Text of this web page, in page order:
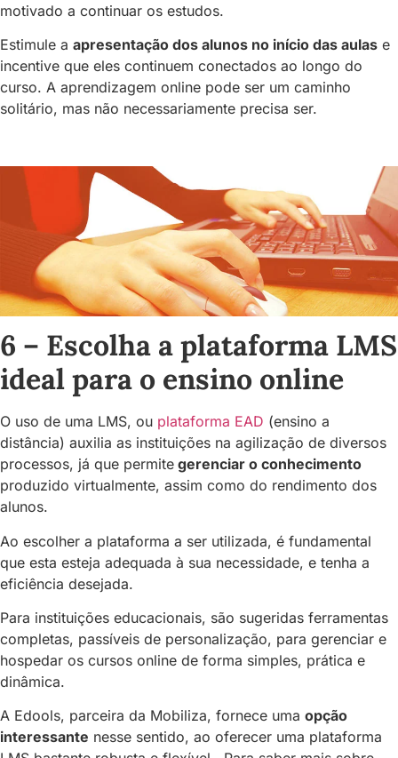
motivado a continuar os estudos.
Estimule a apresentação dos alunos no início das aulas e
incentive que eles continuem conectados ao longo do
curso. A aprendizagem online pode ser um caminho
solitário, mas não necessariamente precisa ser.
6 – Escolha a plataforma LMS
ideal para o ensino online
O uso de uma LMS, ou plataforma EAD (ensino a
distância) auxilia as instituições na agilização de diversos
processos, já que permite gerenciar o conhecimento
produzido virtualmente, assim como do rendimento dos
alunos.
Ao escolher a plataforma a ser utilizada, é fundamental
que esta esteja adequada à sua necessidade, e tenha a
eficiência desejada.
Para instituições educacionais, são sugeridas ferramentas
completas, passíveis de personalização, para gerenciar e
hospedar os cursos online de forma simples, prática e
dinâmica.
A Edools, parceira da Mobiliza, fornece uma opção
interessante nesse sentido, ao oferecer uma plataforma